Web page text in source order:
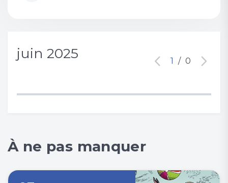
juin 2025 1 / 0
À ne pas manquer